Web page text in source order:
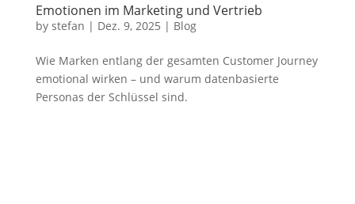
Emotionen im Marketing und Vertrieb
by stefan | Dez. 9, 2025 | Blog
Wie Marken entlang der gesamten Customer Journey
emotional wirken – und warum datenbasierte
Personas der Schlüssel sind.